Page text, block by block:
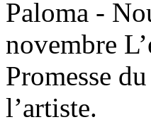
Paloma -
novembre
Promesse
l’artiste.